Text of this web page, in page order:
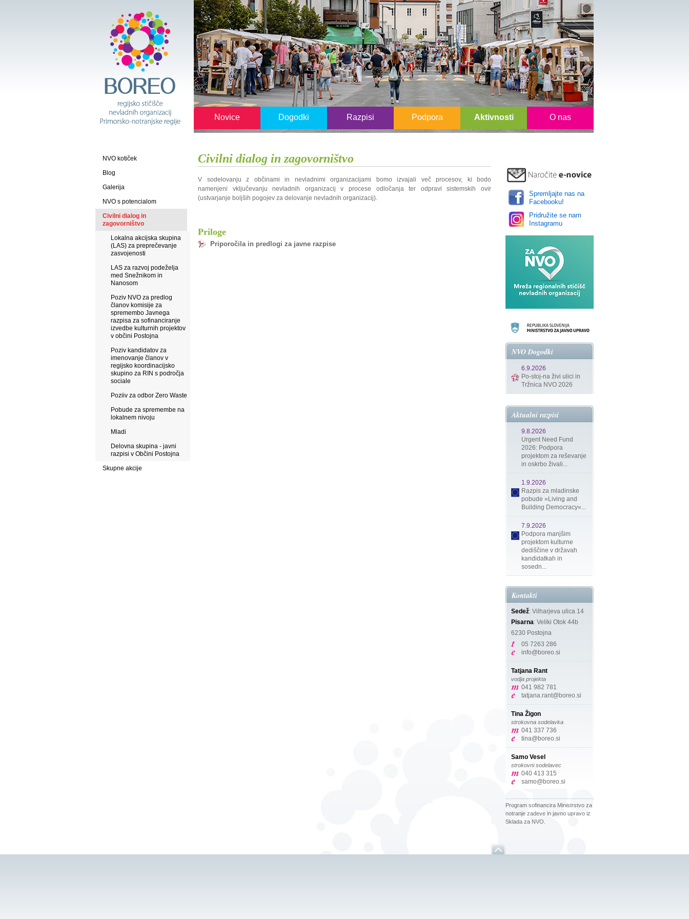
Novice Dogodki Razpisi Podpora Aktivnosti O nas
NVO kotiček
Blog
Galerija
NVO s potencialom
Civilni dialog in
zagovorništvo
Lokalna akcijska skupina
(LAS) za preprečevanje
zasvojenosti
LAS za razvoj podeželja
med Snežnikom in
Nanosom
Poziv NVO za predlog
članov komisije za
spremembo Javnega
razpisa za sofinanciranje
izvedbe kulturnih projektov
v občini Postojna
Poziv kandidatov za
imenovanje članov v
regijsko koordinacijsko
skupino za RIN s področja
sociale
Poziiv za odbor Zero Waste
Pobude za spremembe na
lokalnem nivoju
Mladi
Delovna skupina - javni
razpisi v Občini Postojna
Skupne akcije
Civilni dialog in zagovorništvo
V sodelovanju z občinami in nevladnimi organizacijami bomo izvajali več procesov, ki bodo
namenjeni vključevanju nevladnih organizacij v procese odločanja ter odpravi sistemskih ovir
(ustvarjanje boljših pogojev za delovanje nevladnih organizacij).
Priloge
Priporočila in predlogi za javne razpise
Spremljajte nas na
Facebooku!
Pridružite se nam
Instagramu
NVO Dogodki
6.9.2026
Po-stoj-na živi ulici in
Tržnica NVO 2026
Aktualni razpisi
9.8.2026
Urgent Need Fund
2026: Podpora
projektom za reševanje
in oskrbo živali...
1.9.2026
Razpis za mladinske
pobude »Living and
Building Democracy«...
7.9.2026
Podpora manjšim
projektom kulturne
dediščine v državah
kandidatkah in
sosedn...
Kontakti
Sedež: Vilharjeva ulica 14
Pisarna: Veliki Otok 44b
6230 Postojna
05 7263 286
info@boreo.si
Tatjana Rant
vodja projekta
041 982 781
tatjana.rant@boreo.si
Tina Žigon
strokovna sodelavka
041 337 736
tina@boreo.si
Samo Vesel
strokovni sodelavec
040 413 315
samo@boreo.si
Program sofinancira Ministrstvo za
notranje zadeve in javno upravo iz
Sklada za NVO.